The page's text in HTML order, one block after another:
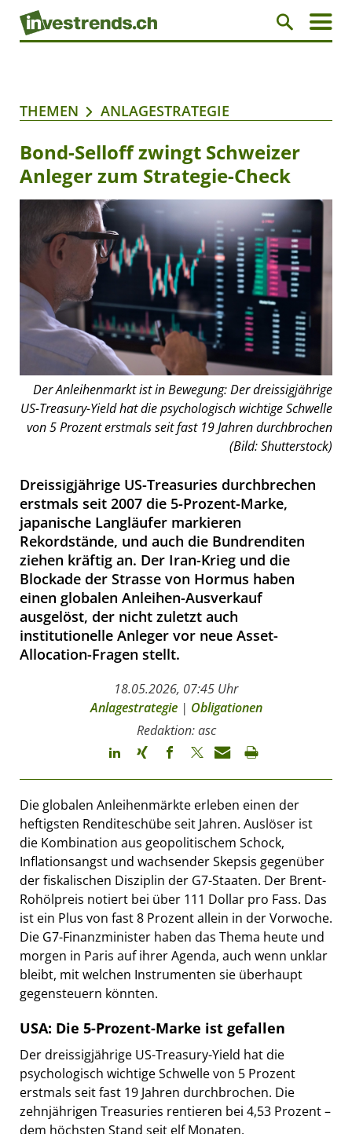
THEMEN ANLAGESTRATEGIE
Bond-Selloff zwingt Schweizer
Anleger zum Strategie-Check
Der Anleihenmarkt ist in Bewegung: Der dreissigjährige
US-Treasury-Yield hat die psychologisch wichtige Schwelle
von 5 Prozent erstmals seit fast 19 Jahren durchbrochen
(Bild: Shutterstock)
Dreissigjährige US-Treasuries durchbrechen
erstmals seit 2007 die 5-Prozent-Marke,
japanische Langläufer markieren
Rekordstände, und auch die Bundrenditen
ziehen kräftig an. Der Iran-Krieg und die
Blockade der Strasse von Hormus haben
einen globalen Anleihen-Ausverkauf
ausgelöst, der nicht zuletzt auch
institutionelle Anleger vor neue Asset-
Allocation-Fragen stellt.
18.05.2026, 07:45 Uhr
Anlagestrategie| Obligationen
Redaktion: asc
Die globalen Anleihenmärkte erleben einen der
heftigsten Renditeschübe seit Jahren. Auslöser ist
die Kombination aus geopolitischem Schock,
Inflationsangst und wachsender Skepsis gegenüber
der fiskalischen Disziplin der G7-Staaten. Der Brent-
Rohölpreis notiert bei über 111 Dollar pro Fass. Das
ist ein Plus von fast 8 Prozent allein in der Vorwoche.
Die G7-Finanzminister haben das Thema heute und
morgen in Paris auf ihrer Agenda, auch wenn unklar
bleibt, mit welchen Instrumenten sie überhaupt
gegensteuern könnten.
USA: Die 5-Prozent-Marke ist gefallen
Der dreissigjährige US-Treasury-Yield hat die
psychologisch wichtige Schwelle von 5 Prozent
erstmals seit fast 19 Jahren durchbrochen. Die
zehnjährigen Treasuries rentieren bei 4,53 Prozent –
dem höchsten Stand seit elf Monaten.